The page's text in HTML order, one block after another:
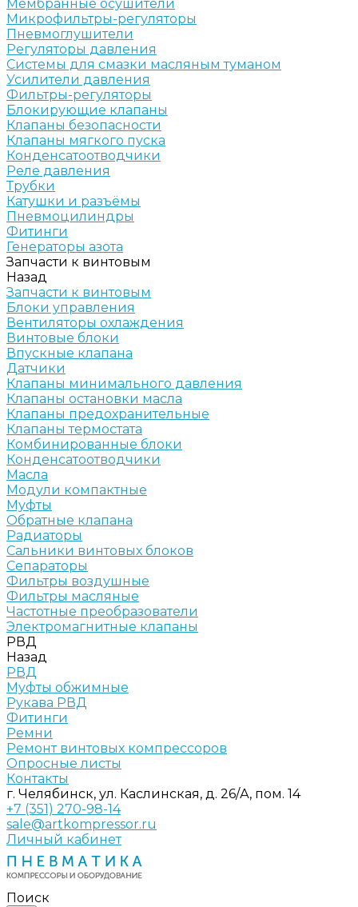
Мембранные осушители
Микрофильтры-регуляторы
Пневмоглушители
Регуляторы давления
Системы для смазки масляным туманом
Усилители давления
Фильтры-регуляторы
Блокирующие клапаны
Клапаны безопасности
Клапаны мягкого пуска
Конденсатоотводчики
Реле давления
Трубки
Катушки и разъёмы
Пневмоцилиндры
Фитинги
Генераторы азота
Запчасти к винтовым
Назад
Запчасти к винтовым
Блоки управления
Вентиляторы охлаждения
Винтовые блоки
Впускные клапана
Датчики
Клапаны минимального давления
Клапаны остановки масла
Клапаны предохранительные
Клапаны термостата
Комбинированные блоки
Конденсатоотводчики
Масла
Модули компактные
Муфты
Обратные клапана
Радиаторы
Сальники винтовых блоков
Сепараторы
Фильтры воздушные
Фильтры масляные
Частотные преобразователи
Электромагнитные клапаны
РВД
Назад
РВД
Муфты обжимные
Рукава РВД
Фитинги
Ремни
Ремонт винтовых компрессоров
Опросные листы
Контакты
г. Челябинск, ул. Каслинская, д. 26/А, пом. 14
+7 (351) 270-98-14
sale@artkompressor.ru
Личный кабинет
Поиск